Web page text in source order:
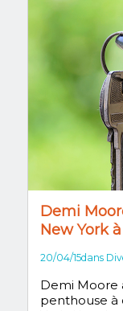
Demi
New York
20/04/15dans
Demi Moore
penthouse à